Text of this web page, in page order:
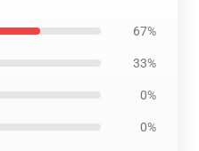
67%
33%
0%
0%